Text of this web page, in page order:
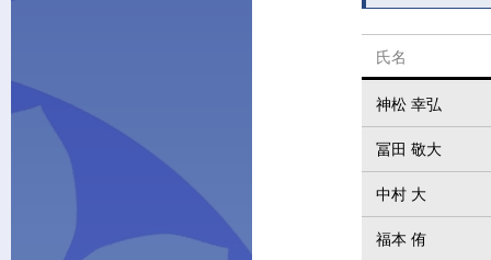
氏名
神松 幸弘
冨田 敬大
中村 大
福本 侑